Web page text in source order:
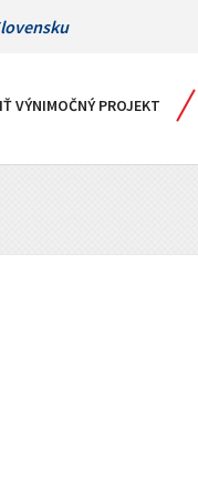
VÝNIMOČNÝ PROJEKT